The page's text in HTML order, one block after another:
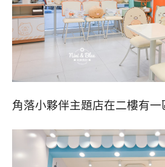
角落小夥伴主題店在二樓有一